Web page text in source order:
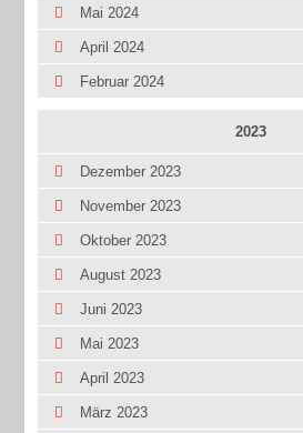
Mai 2024
April 2024
Februar 2024
2023
Dezember 2023
November 2023
Oktober 2023
August 2023
Juni 2023
Mai 2023
April 2023
März 2023